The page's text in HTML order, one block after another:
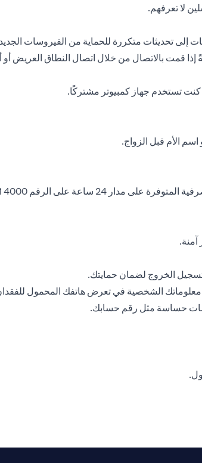
لا تعرفهم.
إلى تحديثات متكررة للحماية من الفيروسات
قمت بالاتصال من خلال اتصال النطاق العريض أو
تستخدم جهاز كمبيوتر مشتركًا.
الأم قبل الزواج.
آمنة.
الخروج لضمان حمايتك.
الشخصية في تعرض هاتفك المحمول
حساسة مثل رقم حسابك.